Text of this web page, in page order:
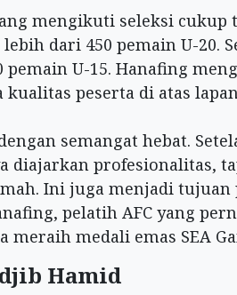
mengikuti seleksi cukup
dari 450 pemain U-20.
U-15. Hanafing
kualitas peserta di atas
semangat hebat.
diajarkan profesionalitas,
Ini juga menjadi tujuan
pelatih AFC yang
meraih medali emas SEA
Hamid